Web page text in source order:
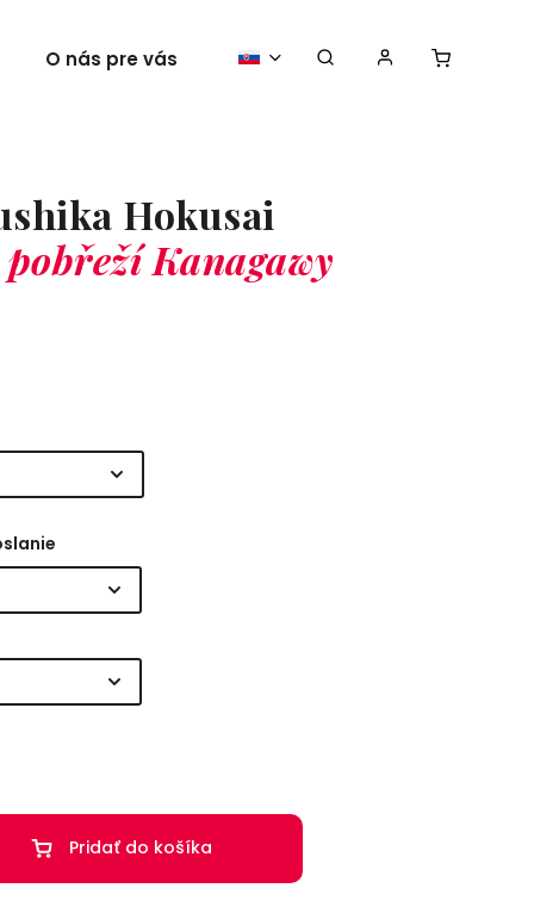
O nás pre vás Vaše plagáty
Hokusai
Kanagawy
Pridať do košíka